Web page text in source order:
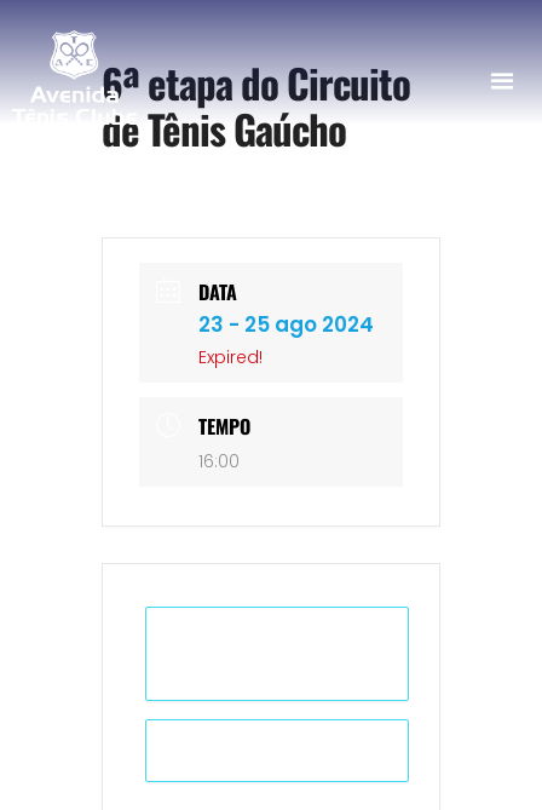
6ª etapa do Circuito
de Tênis Gaúcho
DATA
23 - 25 ago 2024
Expired!
TEMPO
16:00